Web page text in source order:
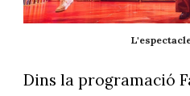
Dins la programació